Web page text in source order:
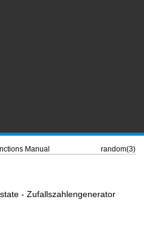
Manual random(3)
- Zufallszahlengenerator